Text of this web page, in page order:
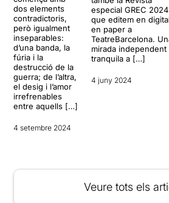
dos elements
contradictoris,
però igualment
inseparables:
d’una banda, la
fúria i la
destrucció de la
guerra; de l’altra,
el desig i l’amor
irrefrenables
entre aquells […]
4 setembre 2024
especial GREC 2024
que editem en
en paper a
TeatreBarcelona.
mirada independent
tranquila a […]
4 juny 2024
Veure tots els